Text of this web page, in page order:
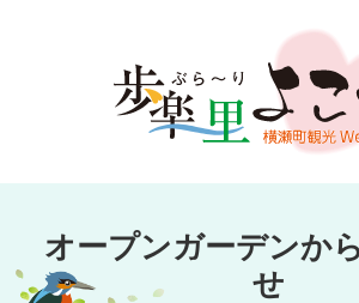
文
キ
オープンガー
横瀬
オープンガーデンか
せ